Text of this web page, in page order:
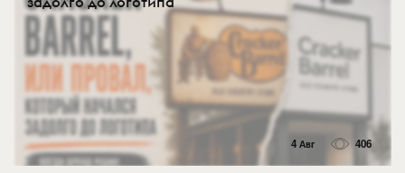
4 Авг 406